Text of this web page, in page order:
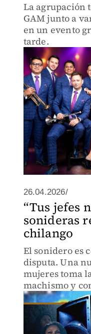
La agrupación
GAM junto a
en un evento
tarde.
26.04.2026/
“Tus jefes
sonideras
chilango
El sonidero es
disputa. Una
mujeres toma
machismo y
refugio,